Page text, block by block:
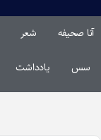
آنا صحیفه شعر
سس یادداشت